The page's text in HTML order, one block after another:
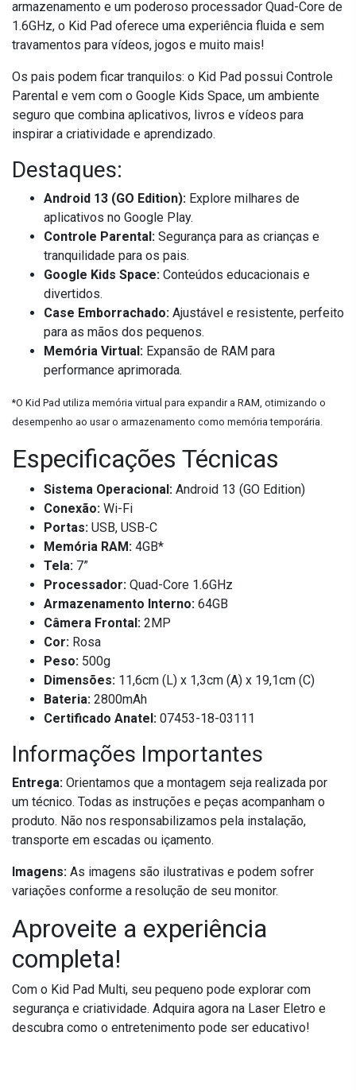
armazenamento e um poderoso processador Quad-Core de
1.6GHz, o Kid Pad oferece uma experiência fluida e sem
travamentos para vídeos, jogos e muito mais!
Os pais podem ficar tranquilos: o Kid Pad possui Controle
Parental e vem com o Google Kids Space, um ambiente
seguro que combina aplicativos, livros e vídeos para
inspirar a criatividade e aprendizado.
Destaques:
Android 13 (GO Edition): Explore milhares de
aplicativos no Google Play.
Controle Parental: Segurança para as crianças e
tranquilidade para os pais.
Google Kids Space: Conteúdos educacionais e
divertidos.
Case Emborrachado: Ajustável e resistente, perfeito
para as mãos dos pequenos.
Memória Virtual: Expansão de RAM para
performance aprimorada.
*O Kid Pad utiliza memória virtual para expandir a RAM, otimizando o
desempenho ao usar o armazenamento como memória temporária.
Especificações Técnicas
Sistema Operacional: Android 13 (GO Edition)
Conexão: Wi-Fi
Portas: USB, USB-C
Memória RAM: 4GB*
Tela: 7”
Processador: Quad-Core 1.6GHz
Armazenamento Interno: 64GB
Câmera Frontal: 2MP
Cor: Rosa
Peso: 500g
Dimensões: 11,6cm (L) x 1,3cm (A) x 19,1cm (C)
Bateria: 2800mAh
Certificado Anatel: 07453-18-03111
Informações Importantes
Entrega: Orientamos que a montagem seja realizada por
um técnico. Todas as instruções e peças acompanham o
produto. Não nos responsabilizamos pela instalação,
transporte em escadas ou içamento.
Imagens: As imagens são ilustrativas e podem sofrer
variações conforme a resolução de seu monitor.
Aproveite a experiência
completa!
Com o Kid Pad Multi, seu pequeno pode explorar com
segurança e criatividade. Adquira agora na Laser Eletro e
descubra como o entretenimento pode ser educativo!